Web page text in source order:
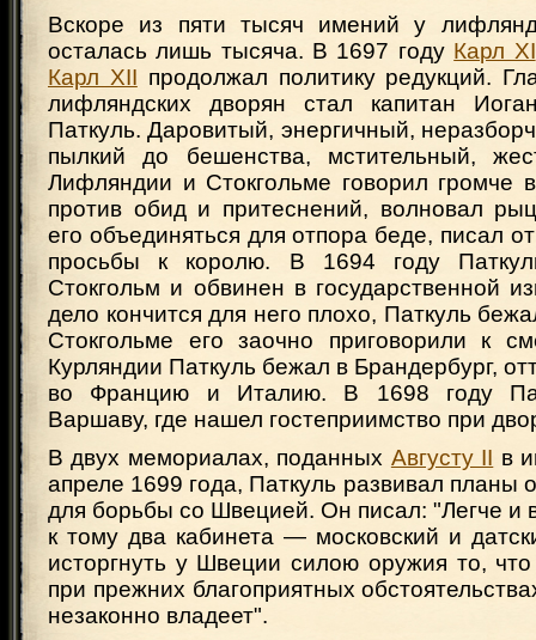
Вскоре из пяти тысяч имений у
осталась лишь тысяча. В 1697 году Карл XI
Карл XII продолжал политику редукций.
лифляндских дворян стал капитан
Паткуль. Даровитый, энергичный,
пылкий до бешенства, мстительный,
Лифляндии и Стокгольме говорил громче
против обид и притеснений, волновал
его объединяться для отпора беде, писал
просьбы к королю. В 1694 году
Стокгольм и обвинен в государственной
дело кончится для него плохо, Паткуль
Стокгольме его заочно приговорили к
Курляндии Паткуль бежал в Брандербург,
во Францию и Италию. В 1698 году
Варшаву, где нашел гостеприимство при
В двух мемориалах, поданных Августу II в
апреле 1699 года, Паткуль развивал планы
для борьбы со Швецией. Он писал: "Легче и
к тому два кабинета — московский и
исторгнуть у Швеции силою оружия то,
при прежних благоприятных
незаконно владеет".